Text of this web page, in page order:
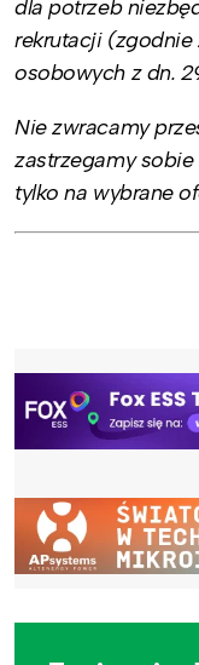
dla potrzeb
rekrutacji (zgodnie
osobowych z dn.
Nie zwracamy
zastrzegamy
tylko na wybrane